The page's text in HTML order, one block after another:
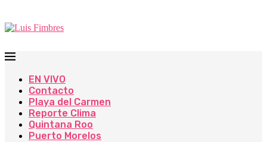
EN VIVO
Contacto
Playa del Carmen
Reporte Clima
Quintana Roo
Puerto Morelos